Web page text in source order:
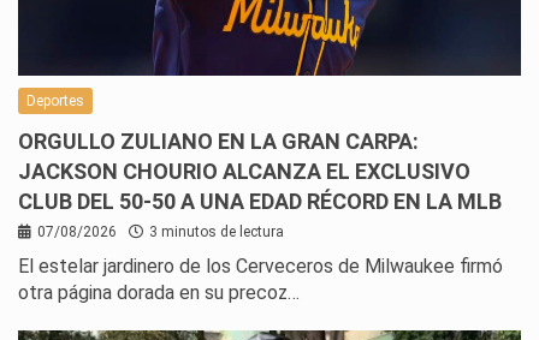
Deportes
ORGULLO ZULIANO EN LA GRAN CARPA:
JACKSON CHOURIO ALCANZA EL EXCLUSIVO
CLUB DEL 50-50 A UNA EDAD RÉCORD EN LA MLB
07/08/2026 3 minutos de lectura
El estelar jardinero de los Cerveceros de Milwaukee firmó
otra página dorada en su precoz…